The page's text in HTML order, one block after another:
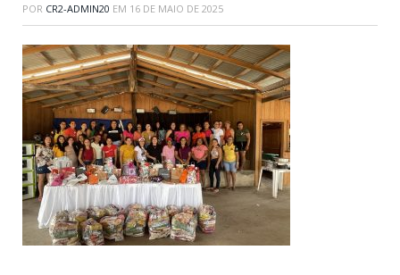
POR CR2-ADMIN20 EM 16 DE MAIO DE 2025